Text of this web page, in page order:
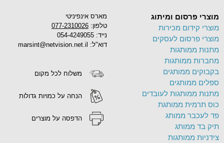
מארס אינפיניטי
טלפון: 077-2310026
נייד: 054-4249055
דוא"ל: marsint@netvision.net.il
משלוח לכל מקום
הנחה על כמויות גדולות
הדפסה על מוצרים
מוצרי פרסום ומיתוג
מוצרי קידום מכירות
מוצרי פרסום לעסקים
מתנות ממותגות
מחברות ממותגות
בקבוקים ממותגים
ספלים ממותגים
מתנות ממותגות לעובדים
כוס תרמית ממותגת
פד לעכבר ממותג
תיק בד ממותג
צידניות ממותגות